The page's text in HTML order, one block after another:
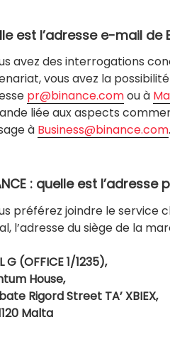
est l’adresse e-mail de
avez des interrogations
vous avez la
pr@binance.comou à
liée aux aspects
à Business@binance.com.
: quelle est l’adresse
préférez joindre le service
l’adresse du siège de la
G (OFFICE 1/1235),
House,
Rigord Street TA’ XBIEX,
Malta